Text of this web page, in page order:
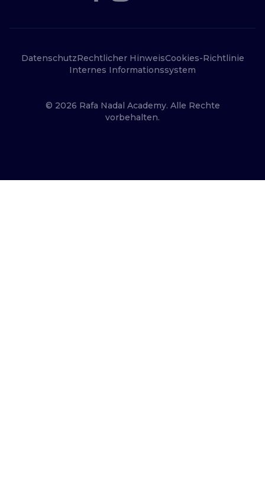
DatenschutzRechtlicher HinweisCookies-Richtlinie
Internes Informationssystem
© 2026 Rafa Nadal Academy. Alle Rechte
vorbehalten.